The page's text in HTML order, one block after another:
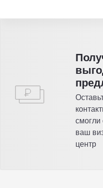
смогли
ваш
центр